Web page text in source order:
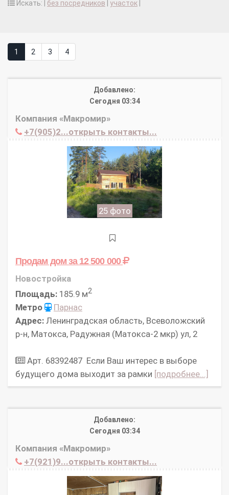
Искать: | без посредников участок
1 2 3 4
Добавлено:
Сегодня 03:34
Компания «Макромир»
+7(905)2...открыть контакты...
25 фото
Продам домза 12 500 000
Новостройка
Площадь: 185.9 м2
Метро
Парнас
Адрес: Ленинградская область, Всеволожский
р-н, Матокса, Радужная (Матокса-2 мкр) ул, 2
Арт. 68392487 Если Ваш интерес в выборе
будущего дома выходит за рамки [подробнее...]
Добавлено:
Сегодня 03:34
Компания «Макромир»
+7(921)9...открыть контакты...